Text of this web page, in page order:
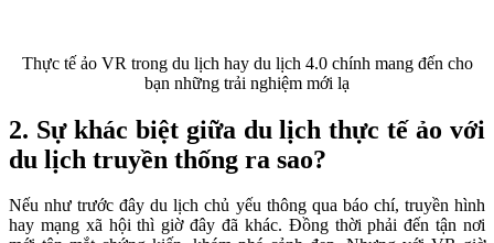
Thực tế ảo VR trong du lịch hay du lịch 4.0 chính mang đến cho
bạn những trải nghiệm mới lạ
2. Sự khác biệt giữa du lịch thực tế ảo với
du lịch truyền thống ra sao?
Nếu như trước đây du lịch chủ yếu thông qua báo chí, truyền hình
hay mạng xã hội thì giờ đây đã khác. Đồng thời phải đến tận nơi